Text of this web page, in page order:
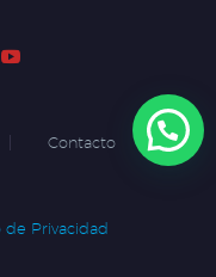
Contacto
de Privacidad